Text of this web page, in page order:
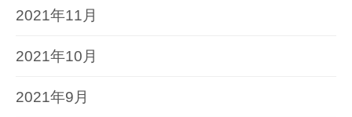
2021年11月
2021年10月
2021年9月